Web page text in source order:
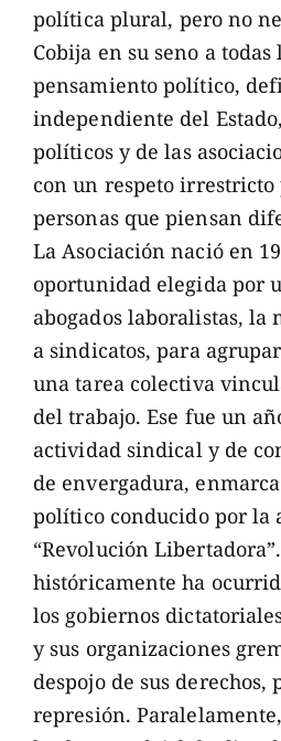
política plural, pero no
Cobija en su seno a
pensamiento político,
independiente del
políticos y de las
con un respeto irrestricto
personas que piensan
La Asociación nació en
oportunidad elegida por
abogados laboralistas, la
a sindicatos, para
una tarea colectiva
del trabajo. Ese fue un
actividad sindical y de
de envergadura,
político conducido por la
“Revolución
históricamente ha
los gobiernos
y sus organizaciones
despojo de sus derechos,
represión.